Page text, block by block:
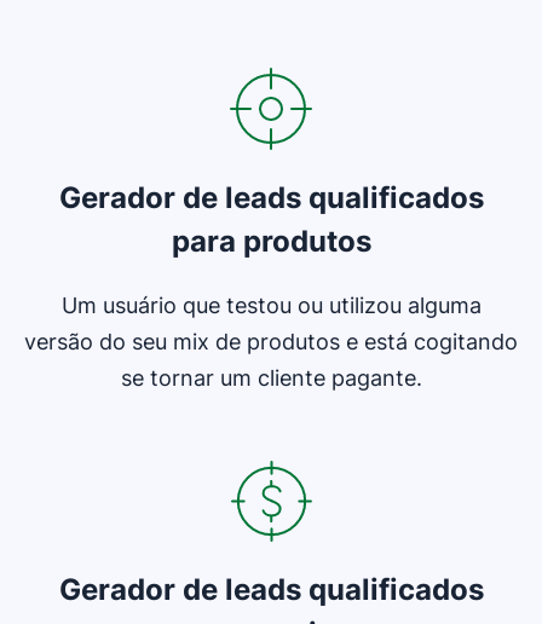
Gerador de leads qualificados
para produtos
Um usuário que testou ou utilizou alguma
versão do seu mix de produtos e está cogitando
se tornar um cliente pagante.
Gerador de leads qualificados